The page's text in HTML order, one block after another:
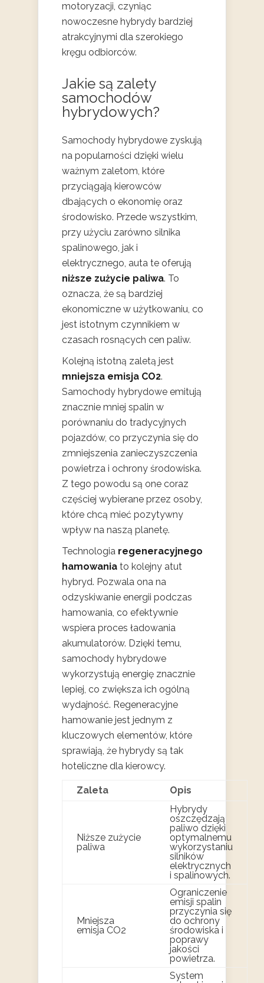
motoryzacji, czyniąc
nowoczesne hybrydy bardziej
atrakcyjnymi dla szerokiego
kręgu odbiorców.
Jakie są zalety
samochodów
hybrydowych?
Samochody hybrydowe zyskują
na popularności dzięki wielu
ważnym zaletom, które
przyciągają kierowców
dbających o ekonomię oraz
środowisko. Przede wszystkim,
przy użyciu zarówno silnika
spalinowego, jak i
elektrycznego, auta te oferują
niższe zużycie paliwa. To
oznacza, że są bardziej
ekonomiczne w użytkowaniu, co
jest istotnym czynnikiem w
czasach rosnących cen paliw.
Kolejną istotną zaletą jest
mniejsza emisja CO2.
Samochody hybrydowe emitują
znacznie mniej spalin w
porównaniu do tradycyjnych
pojazdów, co przyczynia się do
zmniejszenia zanieczyszczenia
powietrza i ochrony środowiska.
Z tego powodu są one coraz
częściej wybierane przez osoby,
które chcą mieć pozytywny
wpływ na naszą planetę.
Technologia regeneracyjnego
hamowania to kolejny atut
hybryd. Pozwala ona na
odzyskiwanie energii podczas
hamowania, co efektywnie
wspiera proces ładowania
akumulatorów. Dzięki temu,
samochody hybrydowe
wykorzystują energię znacznie
lepiej, co zwiększa ich ogólną
wydajność. Regeneracyjne
hamowanie jest jednym z
kluczowych elementów, które
sprawiają, że hybrydy są tak
hoteliczne dla kierowcy.
Zaleta Opis
Niższe zużycie
paliwa
Hybrydy
oszczędzają
paliwo dzięki
optymalnemu
wykorzystaniu
silników
elektrycznych
i spalinowych.
Mniejsza
emisja CO2
Ograniczenie
emisji spalin
przyczynia się
do ochrony
środowiska i
poprawy
jakości
powietrza.
System